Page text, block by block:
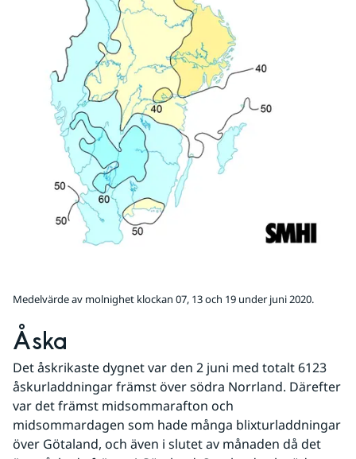
Medelvärde av molnighet klockan 07, 13 och 19 under juni 2020.
Åska
Det åskrikaste dygnet var den 2 juni med totalt 6123
åskurladdningar främst över södra Norrland. Därefter
var det främst midsommarafton och
midsommardagen som hade många blixturladdningar
över Götaland, och även i slutet av månaden då det